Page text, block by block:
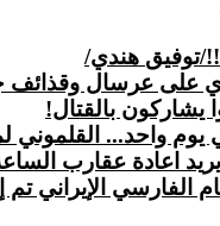
توفيق هندي/
على عرسال وقذائف
اعادة عقارب
الفارسي الإيراني